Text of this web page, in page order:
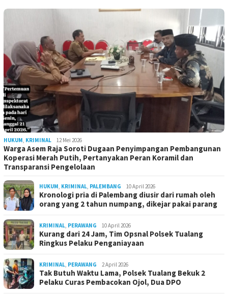
HUKUM, KRIMINAL 12 Mei 2026
Warga Asem Raja Soroti Dugaan Penyimpangan Pembangunan
Koperasi Merah Putih, Pertanyakan Peran Koramil dan
Transparansi Pengelolaan
HUKUM, KRIMINAL, PALEMBANG 10 April 2026
Kronologi pria di Palembang diusir dari rumah oleh
orang yang 2 tahun numpang, dikejar pakai parang
KRIMINAL, PERAWANG 10 April 2026
Kurang dari 24 Jam, Tim Opsnal Polsek Tualang
Ringkus Pelaku Penganiayaan
KRIMINAL, PERAWANG 2 April 2026
Tak Butuh Waktu Lama, Polsek Tualang Bekuk 2
Pelaku Curas Pembacokan Ojol, Dua DPO